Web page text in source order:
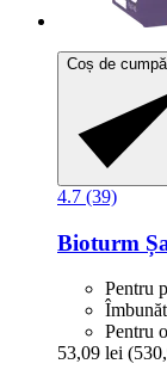
Coș de
4.7 (39)
Bioturm
Pentru
Pentru
53,09 lei